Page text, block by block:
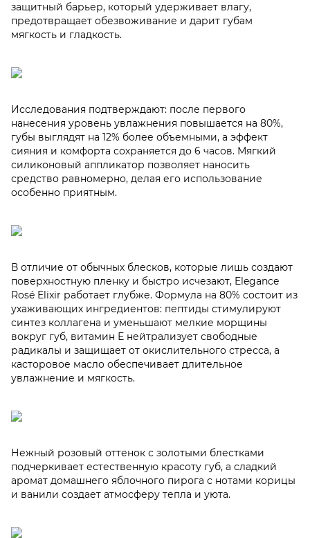
защитный барьер, который удерживает влагу,
предотвращает обезвоживание и дарит губам
мягкость и гладкость.
Исследования подтверждают: после первого
нанесения уровень увлажнения повышается на 80%,
губы выглядят на 12% более объемными, а эффект
сияния и комфорта сохраняется до 6 часов. Мягкий
силиконовый аппликатор позволяет наносить
средство равномерно, делая его использование
особенно приятным.
В отличие от обычных блесков, которые лишь создают
поверхностную пленку и быстро исчезают, Elegance
Rosé Elixir работает глубже. Формула на 80% состоит из
ухаживающих ингредиентов: пептиды стимулируют
синтез коллагена и уменьшают мелкие морщины
вокруг губ, витамин Е нейтрализует свободные
радикалы и защищает от окислительного стресса, а
касторовое масло обеспечивает длительное
увлажнение и мягкость.
Нежный розовый оттенок с золотыми блестками
подчеркивает естественную красоту губ, а сладкий
аромат домашнего яблочного пирога с нотами корицы
и ванили создает атмосферу тепла и уюта.